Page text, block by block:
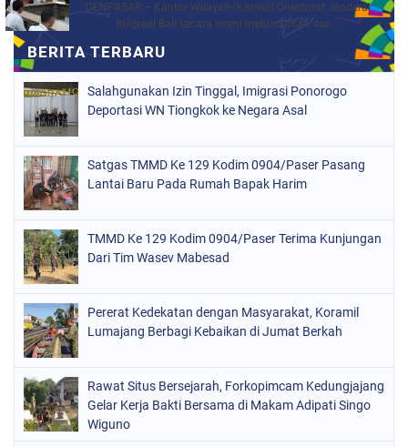
DENPASAR – Kantor Wilayah (Kanwil) Direktorat Jenderal
Imigrasi Bali secara resmi meluncurkan dan...
Salahgunakan Izin Tinggal, Imigrasi Ponorogo
Deportasi WN Tiongkok ke Negara Asal
Satgas TMMD Ke 129 Kodim 0904/Paser Pasang
Lantai Baru Pada Rumah Bapak Harim
TMMD Ke 129 Kodim 0904/Paser Terima Kunjungan
Dari Tim Wasev Mabesad
Pererat Kedekatan dengan Masyarakat, Koramil
Lumajang Berbagi Kebaikan di Jumat Berkah
Rawat Situs Bersejarah, Forkopimcam Kedungjajang
Gelar Kerja Bakti Bersama di Makam Adipati Singo
Wiguno